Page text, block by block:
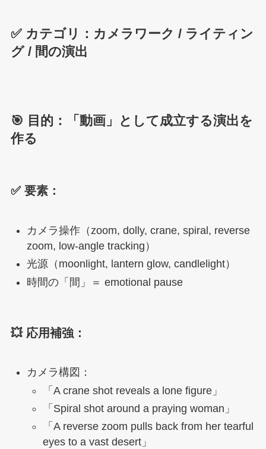
✅ カテゴリ：カメラワーク / ライティン
グ / 間の演出
🎯 目的：「動画」として成立する演出を
作る
✅ 要素：
カメラ操作（zoom, dolly, crane, spiral, reverse
zoom, low-angle tracking）
光源（moonlight, lantern glow, candlelight）
時間の「間」＝ emotional pause
💥 応用補強：
カメラ構図：
「A crane shot reveals a lone figure」
「Spiral shot around a praying woman」
「A reverse zoom pulls back from her tearful
eyes to a vast desert」